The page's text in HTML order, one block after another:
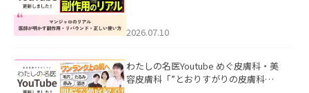
た。
2026.07.10
わたしの名医Youtube めぐ皮膚科・美
容皮膚科「”とおりすがりの皮膚科